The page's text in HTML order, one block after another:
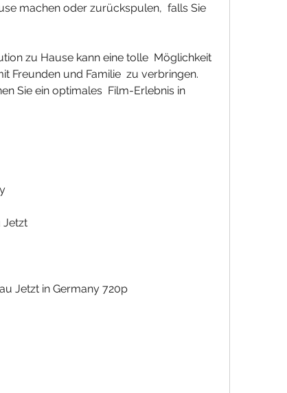
machen oder zurückspulen,  falls Sie
Freunden und Familie  zu verbringen.
Sie ein optimales  Film-Erlebnis in
Jetzt
Jetzt in Germany 720p